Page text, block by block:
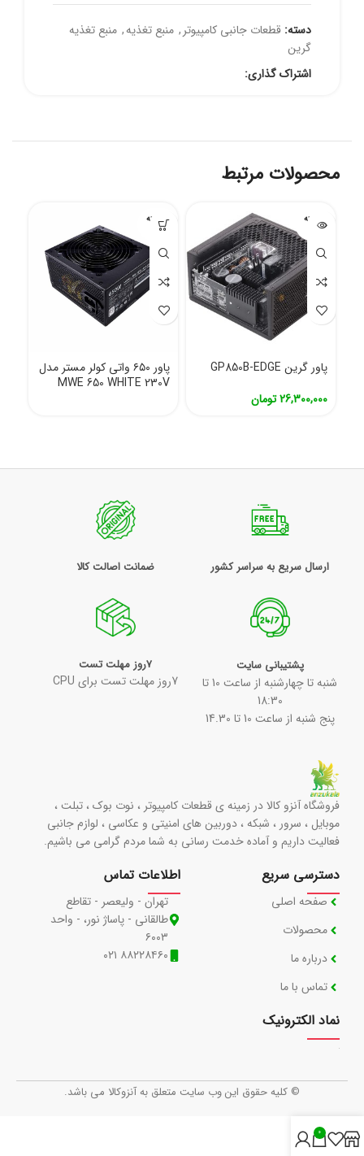
دسته: قطعات جانبی کامپیوتر , منبع تغذیه, منبع تغذیه
گرین
اشتراک گذاری:
محصولات مرتبط
فروخته
شده
پاور گرین GP850B-EDGE
26,300,000تومان
فروخته
شده
پاور ۶۵۰ واتی کولر مستر مدل
MWE 650 WHITE 230V
ارسال سریع به سراسر کشور ضمانت اصالت کالا
پشتیبانی سایت
شنبه تا چهارشنبه از ساعت 10 تا
18:30
پنج شنبه از ساعت 10 تا 14.30
7روز مهلت تست
7روز مهلت تست برای CPU
فروشگاه آنزو کالا در زمینه ی قطعات کامپیوتر ، نوت بوک ، تبلت ،
موبایل ، سرور ، شبکه ، دوربین های امنیتی و عکاسی ، لوازم جانبی
فعالیت داریم و آماده خدمت رسانی به شما مردم گرامی می باشیم.
دسترسی سریع
صفحه اصلی
محصولات
درباره ما
تماس با ما
اطلاعات تماس
تهران - ولیعصر - تقاطع
طالقانی - پاساژ نور، - واحد
۶۰۰۳
۸۸۲۲۸۴۶۰ ۰۲۱
نماد الکترونیک
© کلیه حقوق این وب سایت متعلق به آنزوکالا می باشد.
0